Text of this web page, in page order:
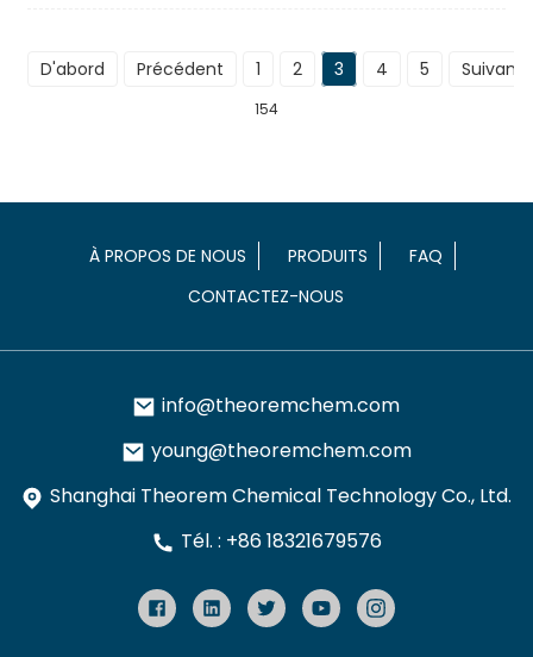
D'abord Précédent 1 2 3 4 5 Suivant
154
À PROPOS DE NOUS PRODUITS
FAQ
CONTACTEZ-NOUS
info@theoremchem.com
young@theoremchem.com
Shanghai Theorem Chemical Technology Co., Ltd.
Tél. : +86 18321679576